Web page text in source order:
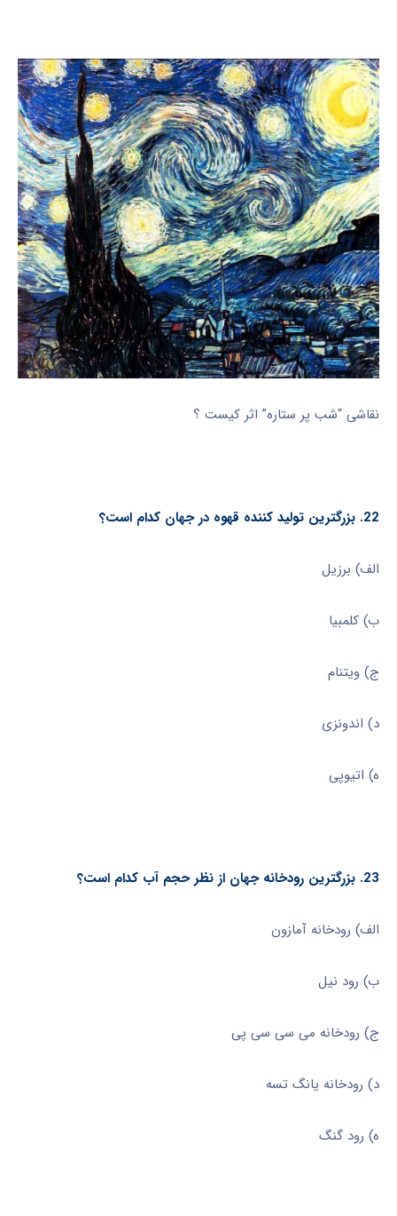
نقاشی “شب پر ستاره” اثر کیست ؟
22. بزرگترین تولید کننده قهوه در جهان کدام است؟
الف) برزیل
ب) کلمبیا
ج) ویتنام
د) اندونزی
ه) اتیوپی
23. بزرگترین رودخانه جهان از نظر حجم آب کدام است؟
الف) رودخانه آمازون
ب) رود نیل
ج) رودخانه می سی سی پی
د) رودخانه یانگ تسه
ه) رود گنگ